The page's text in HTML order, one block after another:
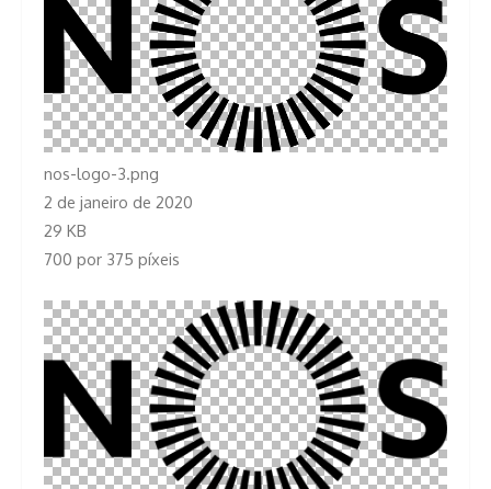
nos-logo-3.png
2 de janeiro de 2020
29 KB
700 por 375 píxeis